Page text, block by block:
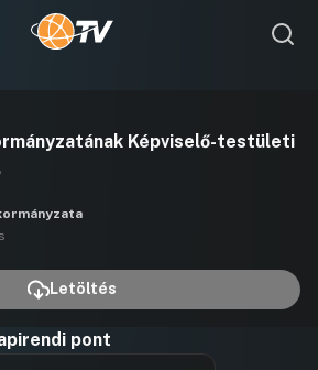
lejátszása
Képviselő-testületi
Letöltés
pont